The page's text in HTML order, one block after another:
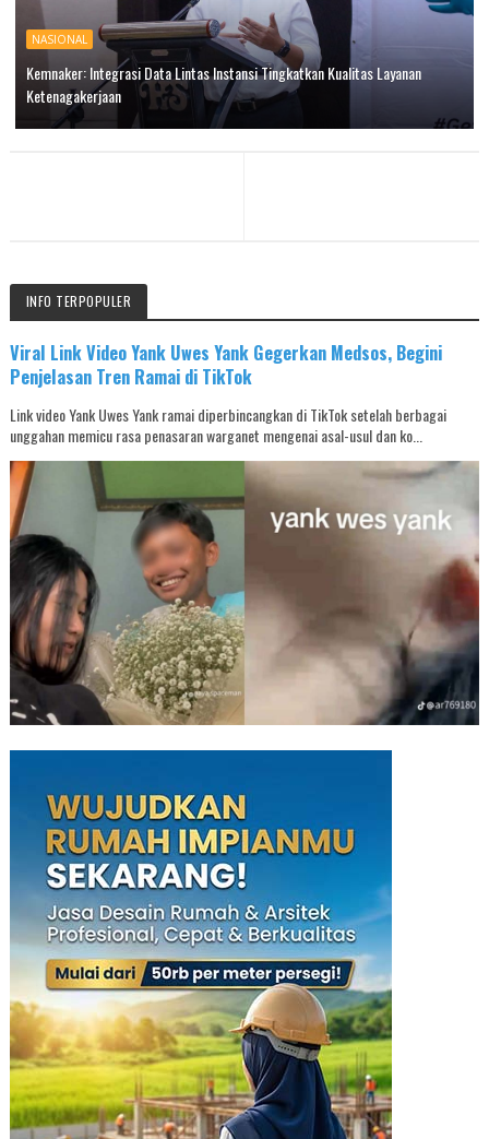
NASIONAL
Kemnaker: Integrasi Data Lintas Instansi Tingkatkan Kualitas Layanan
Ketenagakerjaan
INFO TERPOPULER
Viral Link Video Yank Uwes Yank Gegerkan Medsos, Begini
Penjelasan Tren Ramai di TikTok
Link video Yank Uwes Yank ramai diperbincangkan di TikTok setelah berbagai
unggahan memicu rasa penasaran warganet mengenai asal-usul dan ko...